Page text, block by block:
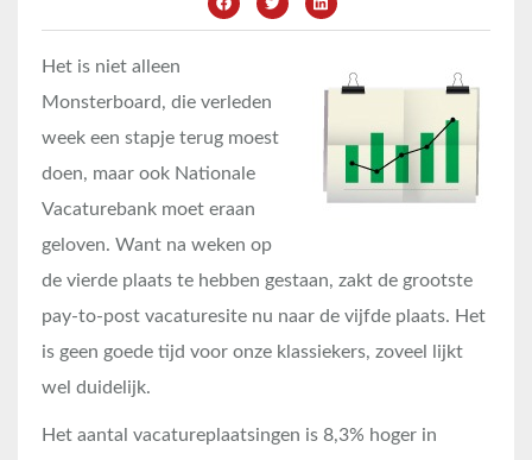
Het is niet alleen
Monsterboard, die verleden
week een stapje terug moest
doen, maar ook Nationale
Vacaturebank moet eraan
geloven. Want na weken op
de vierde plaats te hebben gestaan, zakt de grootste
pay-to-post vacaturesite nu naar de vijfde plaats. Het
is geen goede tijd voor onze klassiekers, zoveel lijkt
wel duidelijk.
Het aantal vacatureplaatsingen is 8,3% hoger in